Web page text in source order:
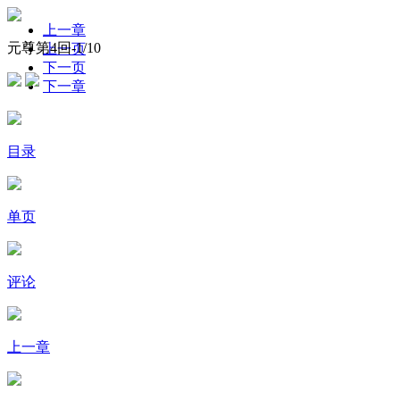
元尊第4回-1/10
上一章
上一页
下一页
下一章
目录
单页
评论
上一章